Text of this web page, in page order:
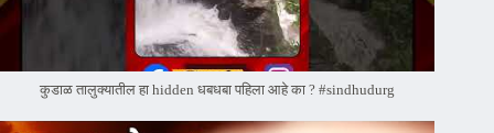
कुडाळ तालुक्यातील हा hidden धबधबा पहिला आहे का ? #sindhudurg